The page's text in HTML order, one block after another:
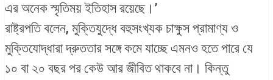
এর অনেক স্মৃতিময় ইতিহাস রয়েছে।’
রাষ্ট্রপতি বলেন, মুক্তিযুদ্ধে বহুসংখ্যক চাক্ষুস প্রামাণ্য ও
মুক্তিযোদ্ধারা দ্রুততার সঙ্গে কমে যাচ্ছে এমনও হতে পারে যে
১০ বা ২০ বছর পর কেউ আর জীবিত থাকবে না। কিন্তু